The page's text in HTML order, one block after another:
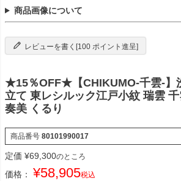
商品画像について
レビューを書く[100 ポイント進呈]
★15％OFF★【CHIKUMO-千雲-】
立て 東レシルック江戸小紋 瑞雲
奏美 くるり
商品番号 80101990017
定価 ¥69,300のところ
価格： ¥58,905税込